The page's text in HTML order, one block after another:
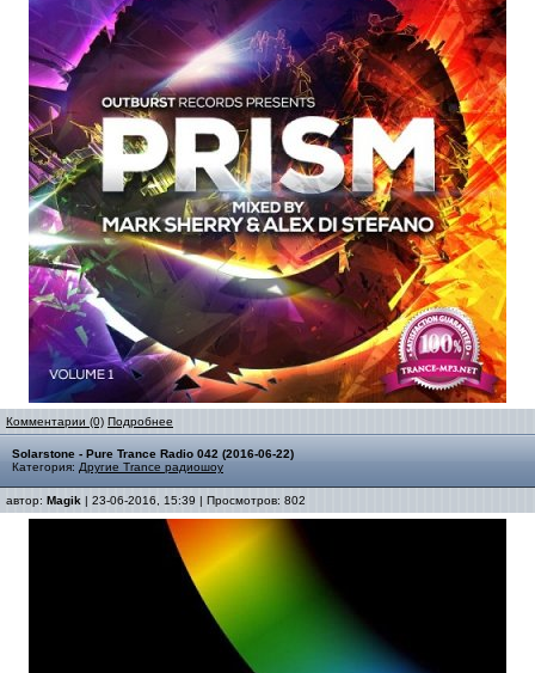
Комментарии (0) Подробнее
Solarstone - Pure Trance Radio 042 (2016-06-22)
Категория: Другие Trance радиошоу
автор: Magik | 23-06-2016, 15:39 | Просмотров: 802